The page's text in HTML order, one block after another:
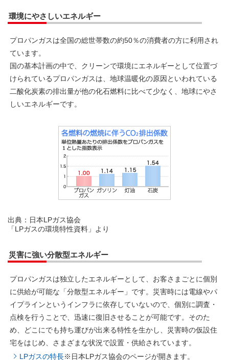
環境にやさしいエネルギー
プロパンガスは全国の総世帯数の約50％の消費者の方に利用され
ています。
国の基本計画の中で、クリーンで環境にエネルギーとして位置づ
けられているプロパンガスは、地球温暖化の原因といわれている
二酸化炭素の排出量が他の化石燃料に比べて少なく、地球にやさ
しいエネルギーです。
出典：日本LPガス協会
「LPガスの環境特性資料」より
災害に強い分散型エネルギー
プロパンガスは独立したエネルギーとして、お客さまごとに個別
に供給が可能な「分散型エネルギー」です。災害時には電線やパ
イプラインというインフラに依存していないので、個別に調査・
点検を行うことで、迅速に復旧させることが可能です。そのた
め、どこにでも持ち運びが出来る特性を生かし、災害時の仮設住
宅をはじめ、さまざまな状況で設置・供給されています。
LPガスの特長※日本LPガス協会のページが開きます。